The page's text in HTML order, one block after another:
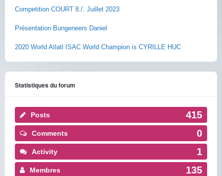
Competition COURT 8./. Juillet 2023
Présentation Bungeneers Daniel
2020 World Atlatl ISAC World Champion is CYRILLE HUC
Statistiques du forum
Posts 415
Comments 0
Activity 1
Membres 135